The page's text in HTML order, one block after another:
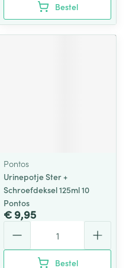
Bestel
Pontos
Urinepotje Ster +
Schroefdeksel 125ml 10
Pontos
€ 9,95
Bestel